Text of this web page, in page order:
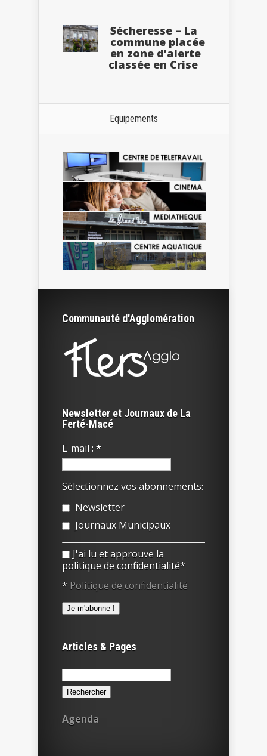
Sécheresse – La
commune placée
en zone d’alerte
classée en Crise
Equipements
Communauté d'Agglomération
Newsletter et Journaux de La
Ferté-Macé
E-mail : *
Sélectionnez vos abonnements:
Newsletter
Journaux Municipaux
J'ai lu et approuve la
politique de confidentialité*
* Politique de confidentialité
Articles & Pages
Rechercher :
Agenda